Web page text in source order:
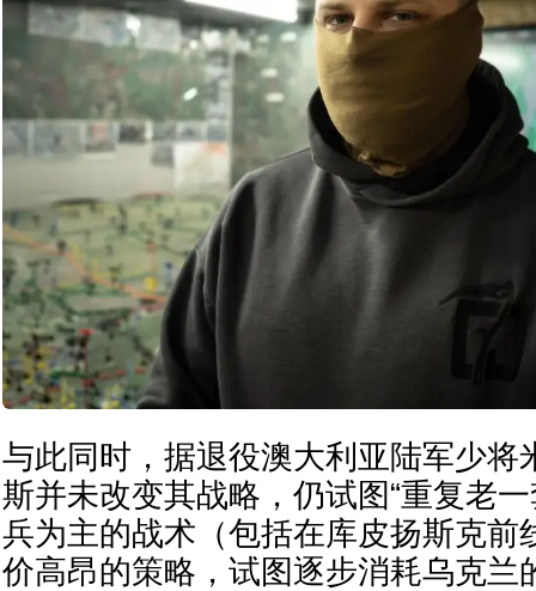
与此同时，据退役澳大利亚陆军少将
斯并未改变其战略，仍试图“重复老
兵为主的战术（包括在库皮扬斯克前
价高昂的策略，试图逐步消耗乌克兰